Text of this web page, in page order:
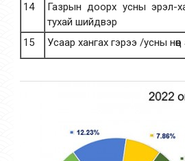
14
Газрын доорх усны эрэл-
тухай шийдвэр
15
Усаар хангах гэрээ /усны